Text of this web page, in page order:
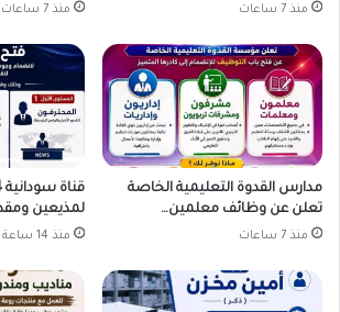
منذ 7 ساعات منذ 7 ساعات
مدارس القدوة التعليمية الخاصة
تعلن عن وظائف معلمين…
منذ 7 ساعات
لمذيعين
منذ 14 ساعة